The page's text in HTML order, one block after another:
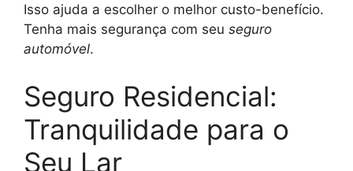
Isso ajuda a escolher o melhor custo-benefício.
Tenha mais segurança com seu seguro
automóvel.
Seguro Residencial:
Tranquilidade para o
Seu Lar